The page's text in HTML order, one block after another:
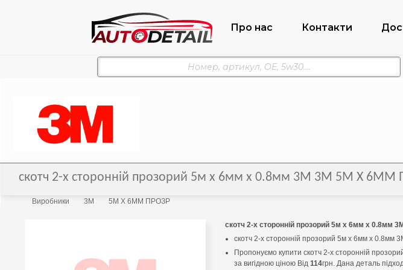
Про нас Контакти
скотч 2-х сторонній прозорий 5м х 6мм х 0.8мм 3М 3M 5М Х 6ММ
Виробники 3M 5М Х 6ММ ПРОЗР
скотч 2-х сторонній прозорий 5м х 6мм х 0.8мм 3М
скотч 2-х сторонній прозорий 5м х 6мм х 0.8мм
Пропонуємо купити скотч 2-х сторонній
за вигідною ціною Від 114грн. Дана деталь